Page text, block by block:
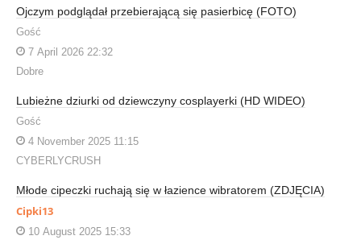
Ojczym podglądał przebierającą się pasierbicę (FOTO)
Gość
7 April 2026 22:32
Dobre
Lubieżne dziurki od dziewczyny cosplayerki (HD WIDEO)
Gość
4 November 2025 11:15
CYBERLYCRUSH
Młode cipeczki ruchają się w łazience wibratorem (ZDJĘCIA)
Cipki13
10 August 2025 15:33